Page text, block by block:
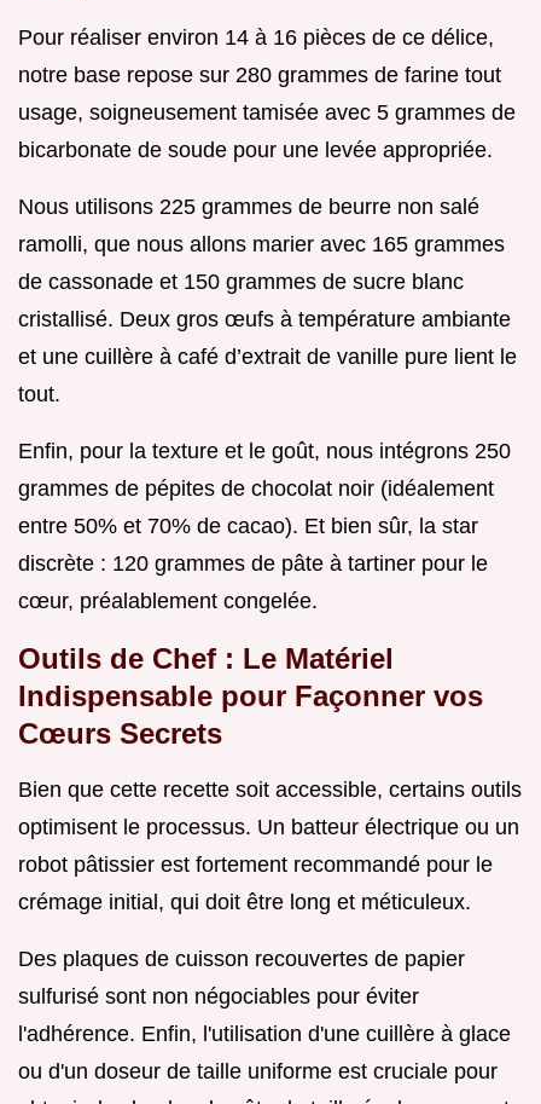
Pour réaliser environ 14 à 16 pièces de ce délice,
notre base repose sur 280 grammes de farine tout
usage, soigneusement tamisée avec 5 grammes de
bicarbonate de soude pour une levée appropriée.
Nous utilisons 225 grammes de beurre non salé
ramolli, que nous allons marier avec 165 grammes
de cassonade et 150 grammes de sucre blanc
cristallisé. Deux gros œufs à température ambiante
et une cuillère à café d’extrait de vanille pure lient le
tout.
Enfin, pour la texture et le goût, nous intégrons 250
grammes de pépites de chocolat noir (idéalement
entre 50% et 70% de cacao). Et bien sûr, la star
discrète : 120 grammes de pâte à tartiner pour le
cœur, préalablement congelée.
Outils de Chef : Le Matériel
Indispensable pour Façonner vos
Cœurs Secrets
Bien que cette recette soit accessible, certains outils
optimisent le processus. Un batteur électrique ou un
robot pâtissier est fortement recommandé pour le
crémage initial, qui doit être long et méticuleux.
Des plaques de cuisson recouvertes de papier
sulfurisé sont non négociables pour éviter
l'adhérence. Enfin, l'utilisation d'une cuillère à glace
ou d'un doseur de taille uniforme est cruciale pour